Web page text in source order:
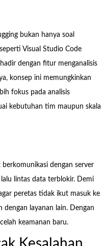
bukan hanya soal
Visual Studio Code
dengan fitur menganalisis
konsep ini memungkinkan
fokus pada analisis
kebutuhan tim maupun skala
dengan server
lintas data terblokir. Demi
peretas tidak ikut masuk ke
layanan lain. Dengan
keamanan baru.